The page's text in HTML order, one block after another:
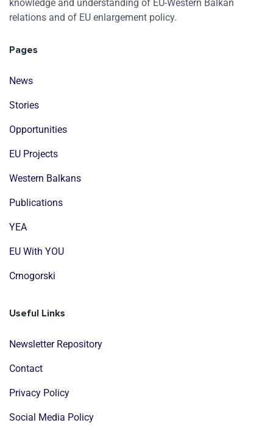
knowledge and understanding of EU-Western Balkan
relations and of EU enlargement policy.
Pages
News
Stories
Opportunities
EU Projects
Western Balkans
Publications
YEA
EU With YOU
Crnogorski
Useful Links
Newsletter Repository
Contact
Privacy Policy
Social Media Policy